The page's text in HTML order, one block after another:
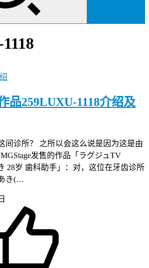
品259LUXU-1118介绍及
间诊所？ 之所以会这么说是因为这是由
发售的作品「ラグジュTV
28岁 歯科助手」：对，这位在牙齿诊所
き(…